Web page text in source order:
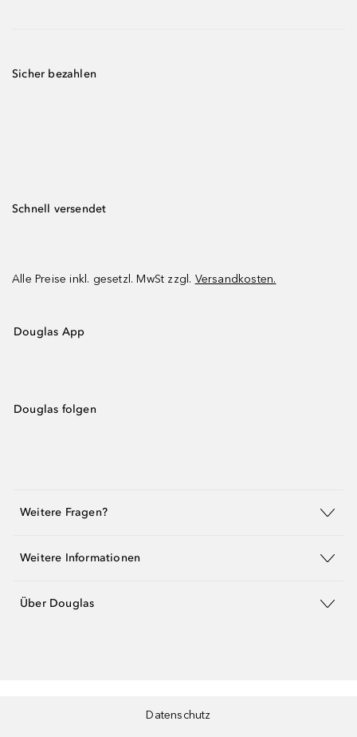
Sicher bezahlen
Schnell versendet
Alle Preise inkl. gesetzl. MwSt zzgl. Versandkosten.
Douglas App
Douglas folgen
Weitere Fragen?
Weitere Informationen
Über Douglas
Datenschutz